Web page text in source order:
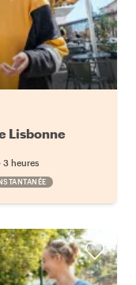
Lisbonne
3 heures